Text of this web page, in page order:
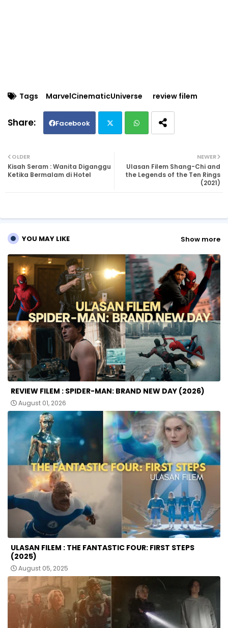
Tags MarvelCinematicUniverse review filem
Facebook
tte ats
NEWER
Ulasan Filem Shang-Chi and
the Legends of the Ten Rings
(2021)
OLDER
Kisah Seram : Wanita Diganggu
Ketika Bermalam di Hotel
YOU MAY LIKE Show more
REVIEW FILEM : SPIDER-MAN: BRAND NEW DAY (2026)
August 01, 2026
ULASAN FILEM : THE FANTASTIC FOUR: FIRST STEPS
(2025)
August 05, 2025